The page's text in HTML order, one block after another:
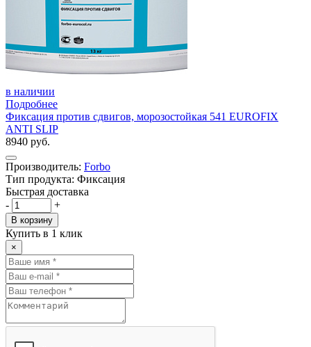
в наличии
Подробнее
Фиксация против сдвигов, морозостойкая 541 EUROFIX
ANTI SLIP
8940 руб.
Производитель: Forbo
Тип продукта: Фиксация
Быстрая доставка
-
+
В корзину
Купить в 1 клик
×